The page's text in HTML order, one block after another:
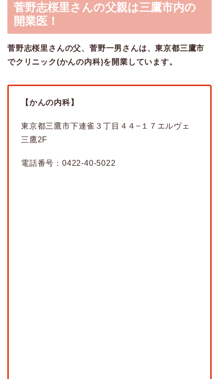
菅野志桜里さんの父親は三鷹市内の
開業医！
菅野志桜里さんの父、菅野一男さんは、東京都三鷹市
でクリニック(かんの内科)を開業しています。
【かんの内科】
東京都三鷹市下連雀３丁目４４−１７エルヴェ
三鷹2F
電話番号：0422-40-5022